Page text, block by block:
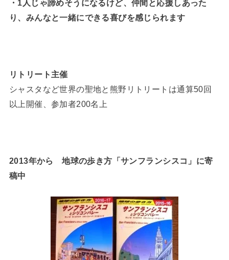
・1人じゃ諦めそうになるけど、仲間と応援しあった
り、みんなと一緒にできる喜びを感じられます
リトリート主催
シャスタなど世界の聖地と熊野リトリートは通算50回
以上開催、参加者200名上
2013年から 地球の歩き方「サンフランシスコ」に寄
稿中